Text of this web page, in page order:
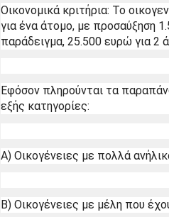
Οικονομικά κριτήρια: Το
για ένα άτομο, με προσαύξηση
παράδειγμα, 25.500 ευρώ για 2
Εφόσον πληρούνται τα
εξής κατηγορίες:
Α) Οικογένειες με πολλά
Β) Οικογένειες με μέλη που